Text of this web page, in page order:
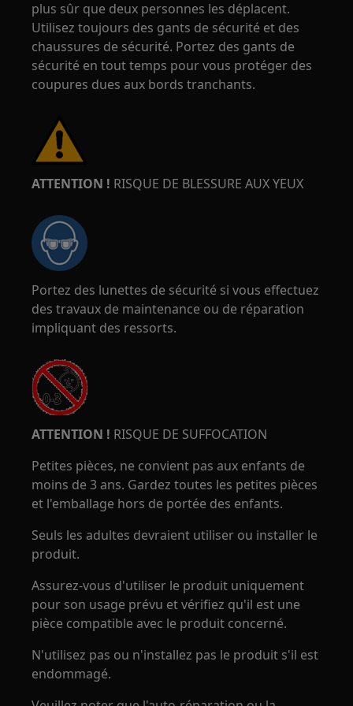
plus sûr que deux personnes les déplacent.
Utilisez toujours des gants de sécurité et des
chaussures de sécurité. Portez des gants de
sécurité en tout temps pour vous protéger des
coupures dues aux bords tranchants.
ATTENTION ! RISQUE DE BLESSURE AUX YEUX
Portez des lunettes de sécurité si vous effectuez
des travaux de maintenance ou de réparation
impliquant des ressorts.
ATTENTION ! RISQUE DE SUFFOCATION
Petites pièces, ne convient pas aux enfants de
moins de 3 ans. Gardez toutes les petites pièces
et l'emballage hors de portée des enfants.
Seuls les adultes devraient utiliser ou installer le
produit.
Assurez-vous d'utiliser le produit uniquement
pour son usage prévu et vérifiez qu'il est une
pièce compatible avec le produit concerné.
N'utilisez pas ou n'installez pas le produit s'il est
endommagé.